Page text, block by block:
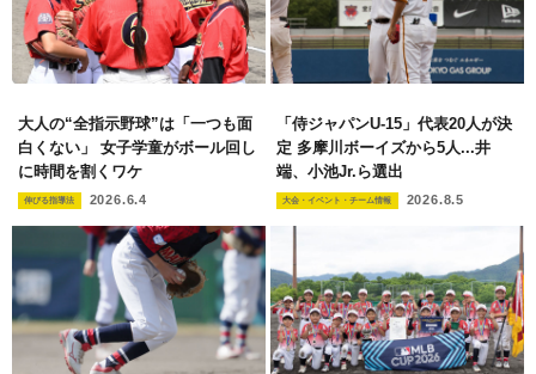
大人の“全指示野球”は「一つも面
白くない」 女子学童がボール回し
に時間を割くワケ
伸びる指導法 2026.6.4
「侍ジャパンU-15」代表20人が決
定 多摩川ボーイズから5人...井
端、小池Jr.ら選出
大会・イベント・チーム情報 2026.8.5